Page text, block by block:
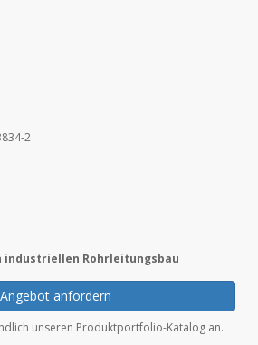
2
industriellen Rohrleitungsbau
Angebot anfordern
unseren Produktportfolio-Katalog an.